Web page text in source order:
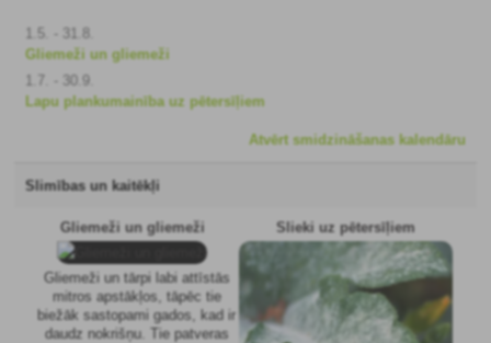
1.5. - 31.8.
Gliemeži un gliemeži
1.7. - 30.9.
Lapu plankumainība uz pētersīļiem
Atvērt smidzināšanas kalendāru
Slimības un kaitēkļi
Gliemeži un gliemeži
Gliemeži un tārpi labi attīstās
mitros apstākļos, tāpēc tie
biežāk sastopami gados, kad ir
daudz nokrišņu. Tie patveras
Slieki uz pētersīļiem